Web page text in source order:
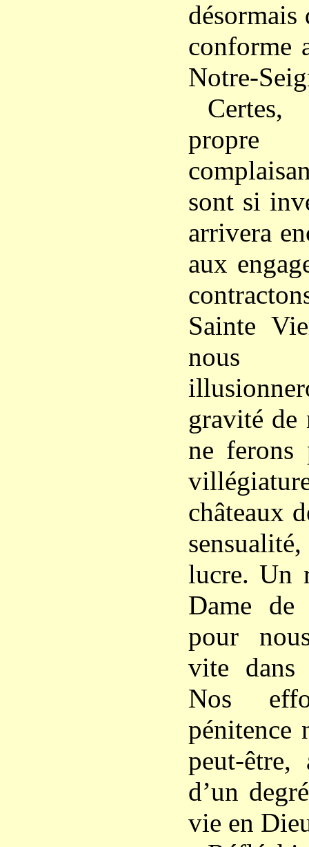
désormais
conforme
Notre-
sont si
arrivera
aux
Sainte
nous
gravité de
ne ferons
châteaux
lucre. Un
Dame de
pour
vite
Nos
pénitence
peut-être,
d’un
vie en